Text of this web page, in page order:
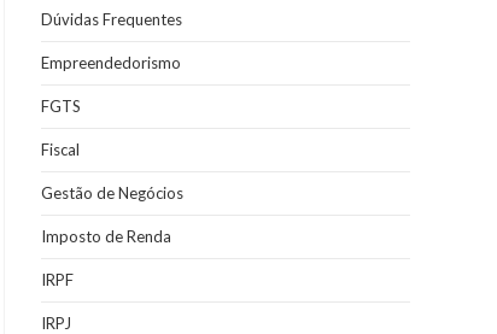
Dúvidas Frequentes
Empreendedorismo
FGTS
Fiscal
Gestão de Negócios
Imposto de Renda
IRPF
IRPJ